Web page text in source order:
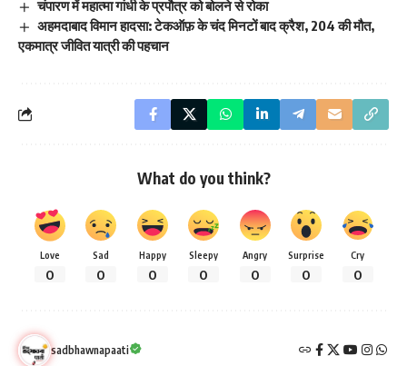
चंपारण में महात्मा गांधी के प्रपौत्र को बोलने से रोका
अहमदाबाद विमान हादसा: टेकऑफ़ के चंद मिनटों बाद क्रैश, 204 की मौत,
एकमात्र जीवित यात्री की पहचान
What do you think?
Love
0
Sad
0
Happy
0
Sleepy
0
Angry
0
Surprise
0
Cry
0
sadbhawnapaati